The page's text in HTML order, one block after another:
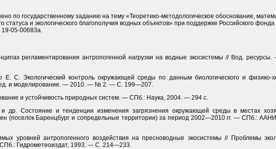
по государственному заданию на тему «Теоретико-методологическое обоснование,
статуса и экологического благополучия водных объектов» при поддержке Российского фонда
05-00683а.
регламентирования антропогенной нагрузки на водные экосистемы // Вод.
С. Экологический контроль окружающей среды по данным биологического и физико-
и моделирование. — 2010. — № 2. — С. 199—207.
и устойчивость природных систем. — СПб.: Наука, 2004. — 294 с.
Состояние и тенденции изменения загрязнения окружающей среды в местах
(поселок Баренцбург и сопредельные территории) за период 2002—2010 гг. — СПб.:
уровней антропогенного воздействия на пресноводные экосистемы // Проблемы
Гидрометеоиздат, 1993. — С. 214—233.